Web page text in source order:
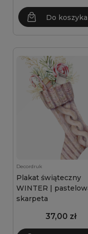
Do koszyka
Decordruk
Plakat świąteczny
WINTER |
skarpeta
37,00 zł